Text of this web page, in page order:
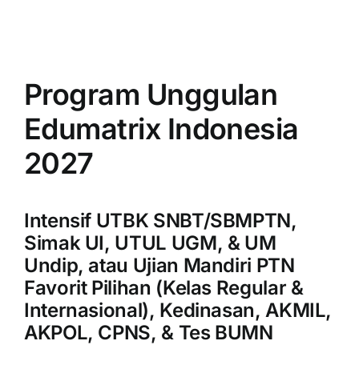
Program Unggulan
Edumatrix Indonesia
2027
Intensif UTBK SNBT/SBMPTN,
Simak UI, UTUL UGM, & UM
Undip, atau Ujian Mandiri PTN
Favorit Pilihan (Kelas Regular &
Internasional), Kedinasan, AKMIL,
AKPOL, CPNS, & Tes BUMN